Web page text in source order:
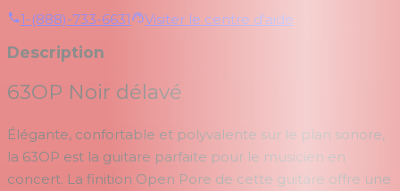
1-(888)-733-6631
Visiter le centre d'aide
Description
63OP Noir délavé
Élégante, confortable et polyvalente sur le plan sonore,
la 63OP est la guitare parfaite pour le musicien en
concert. La finition Open Pore de cette guitare offre une